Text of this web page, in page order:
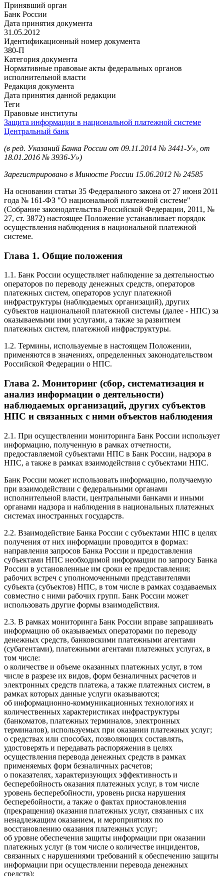
Принявший орган
Банк России
Дата принятия документа
31.05.2012
Идентификационный номер документа
380-П
Категория документа
Нормативные правовые акты федеральных органов
исполнительной власти
Редакция документа
Дата принятия данной редакции
Теги
Правовые институты
Защита информации в национальной платежной системе
Центральный банк
(в ред. Указаний Банка России от 09.11.2014 № 3441-У», от
18.01.2016 № 3936-У»)
Зарегистрировано в Минюсте России 15.06.2012 № 24585
На основании статьи 35 Федерального закона от 27 июня 2011
года № 161-ФЗ "О национальной платежной системе"
(Собрание законодательства Российской Федерации, 2011, №
27, ст. 3872) настоящее Положение устанавливает порядок
осуществления наблюдения в национальной платежной
системе.
Глава 1. Общие положения
1.1. Банк России осуществляет наблюдение за деятельностью
операторов по переводу денежных средств, операторов
платежных систем, операторов услуг платежной
инфраструктуры (наблюдаемых организаций), других
субъектов национальной платежной системы (далее - НПС) за
оказываемыми ими услугами, а также за развитием
платежных систем, платежной инфраструктуры.
1.2. Термины, используемые в настоящем Положении,
применяются в значениях, определенных законодательством
Российской Федерации о НПС.
Глава 2. Мониторинг (сбор, систематизация и
анализ информации о деятельности)
наблюдаемых организаций, других субъектов
НПС и связанных с ними объектов наблюдения
2.1. При осуществлении мониторинга Банк России использует
информацию, полученную в рамках отчетности,
предоставляемой субъектами НПС в Банк России, надзора в
НПС, а также в рамках взаимодействия с субъектами НПС.
Банк России может использовать информацию, получаемую
при взаимодействии с федеральными органами
исполнительной власти, центральными банками и иными
органами надзора и наблюдения в национальных платежных
системах иностранных государств.
2.2. Взаимодействие Банка России с субъектами НПС в целях
получения от них информации проводится в формах:
направления запросов Банка России и предоставления
субъектами НПС необходимой информации по запросу Банка
России в установленные им сроки ее предоставления;
рабочих встреч с уполномоченными представителями
субъекта (субъектов) НПС, в том числе в рамках создаваемых
совместно с ними рабочих групп. Банк России может
использовать другие формы взаимодействия.
2.3. В рамках мониторинга Банк России вправе запрашивать
информацию об оказываемых операторами по переводу
денежных средств, банковскими платежными агентами
(субагентами), платежными агентами платежных услугах, в
том числе:
о количестве и объеме оказанных платежных услуг, в том
числе в разрезе их видов, форм безналичных расчетов и
электронных средств платежа, а также платежных систем, в
рамках которых данные услуги оказываются;
об информационно-коммуникационных технологиях и
количественных характеристиках инфраструктуры
(банкоматов, платежных терминалов, электронных
терминалов), используемых при оказании платежных услуг;
о средствах или способах, позволяющих составлять,
удостоверять и передавать распоряжения в целях
осуществления перевода денежных средств в рамках
применяемых форм безналичных расчетов;
о показателях, характеризующих эффективность и
бесперебойность оказания платежных услуг, в том числе
уровень бесперебойности, уровень риска нарушения
бесперебойности, а также о фактах приостановления
(прекращения) оказания платежных услуг, связанных с их
ненадлежащим оказанием, и мероприятиях по
восстановлению оказания платежных услуг;
об уровне обеспечения защиты информации при оказании
платежных услуг (в том числе о количестве инцидентов,
связанных с нарушениями требований к обеспечению защиты
информации при осуществлении перевода денежных
средств);